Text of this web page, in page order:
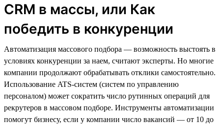
CRM в массы, или Как
победить в конкуренции
Автоматизация массового подбора — возможность выстоять в
условиях конкуренции за наем, считают эксперты. Но многие
компании продолжают обрабатывать отклики самостоятельно.
Использование ATS-систем (систем по управлению
персоналом) может сократить число рутинных операций для
рекрутеров в массовом подборе. Инструменты автоматизации
помогут бизнесу, если у компании число вакансий — от 10 до